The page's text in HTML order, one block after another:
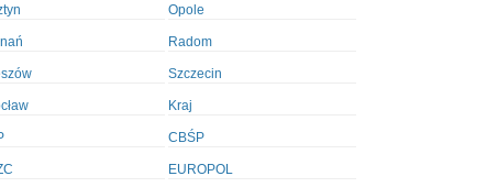
Opole
Radom
Szczecin
Kraj
CBŚP
EUROPOL